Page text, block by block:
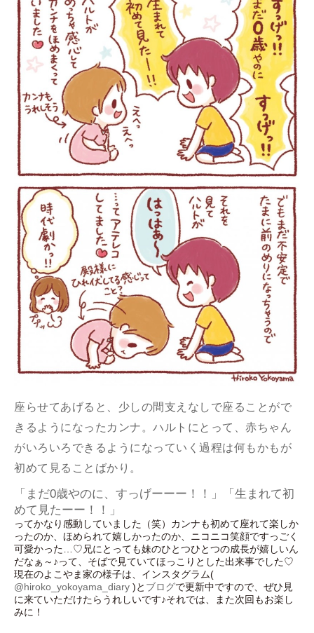
座らせてあげると、少しの間支えなしで座ることがで
きるようになったカンナ。ハルトにとって、赤ちゃん
がいろいろできるようになっていく過程は何もかもが
初めて見ることばかり。
「まだ0歳やのに、すっげーーー！！」「生まれて初
めて見たーー！！」
ってかなり感動していました（笑）カンナも初めて座れて楽しか
ったのか、ほめられて嬉しかったのか、ニコニコ笑顔ですっごく
可愛かった…♡兄にとっても妹のひとつひとつの成長が嬉しいん
だなぁ～♪って、そばで見ていてほっこりとした出来事でした♡
現在のよこやま家の様子は、インスタグラム(
@hiroko_yokoyama_diary )と ブログで更新中ですので、ぜひ見
に来ていただけたらうれしいです♪それでは、また次回もお楽し
みに！